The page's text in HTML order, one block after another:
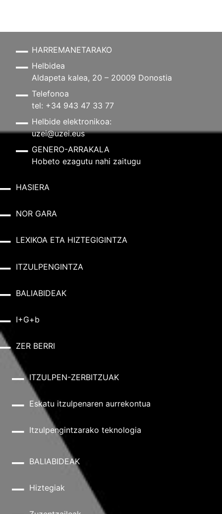
HARREMANETARAKO
Helbidea
Aldapeta kalea, 20 – 20009 Donostia
Telefonoa
tel: +34 943 47 33 77
Helbide elektronikoa:
uzei@uzei.eus
GENERO-ARRAKALA
Hobeto ezagutu nahi zaitugu
HASIERA
NOR GARA
LEXIKOA ETA HIZTEGIGINTZA
ITZULPENGINTZA
BALIABIDEAK
I+G+b
ZER BERRI
ITZULPEN-ZERBITZUAK
Eskatu itzulpenaren aurrekontua
Itzulpengintzarako teknologia
BALIABIDEAK
Hiztegiak